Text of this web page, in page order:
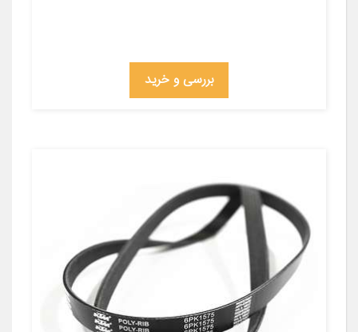
بررسی و خرید